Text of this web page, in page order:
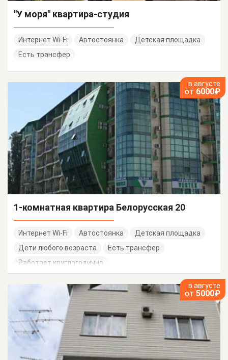
"У моря" квартира-студия
Интернет Wi-Fi Автостоянка
Детская площадка
Есть трансфер
в августе
от 6000₽
1-комнатная квартира Белорусская 20
Интернет Wi-Fi Автостоянка
Детская площадка
Дети любого возраста
Есть трансфер
Работает круглогодично
в августе
от 5000₽